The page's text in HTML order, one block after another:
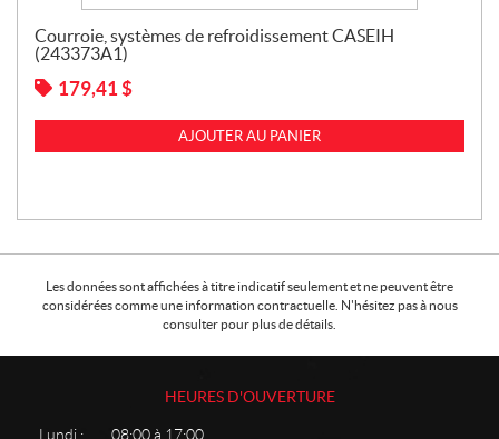
Courroie, systèmes de refroidissement CASEIH
(243373A1)
179,41 $
AJOUTER AU PANIER
Les données sont affichées à titre indicatif seulement et ne peuvent être
considérées comme une information contractuelle. N'hésitez pas à nous
consulter pour plus de détails.
HEURES D'OUVERTURE
Lundi :
08:00 à 17:00